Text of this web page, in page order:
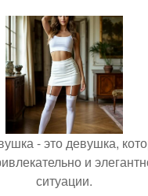
- это девушка,
и
ситуации.